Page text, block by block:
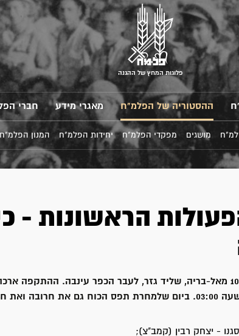
פלוגות המחץ של ההגנה
ההסטוריה של הפלמ"ח מאגרי מידע חברי
מושגים מפקדי הפלמ"ח יחידות הפלמ"ח המנון הפלמ"ח
הראשונות -
הגדוד הראשון יצא בליל 10.7 מאל-בריה, שליד גזר, לעבר הכפר עינבה. ההתקפה
קוניסה.
- יצחק רבין (קמב"צ);